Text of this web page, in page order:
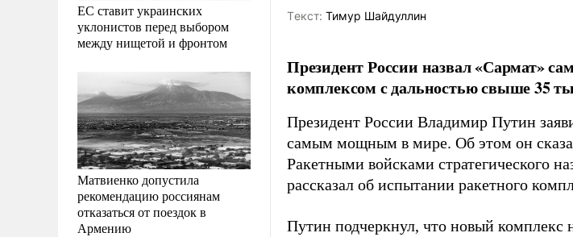
ЕС ставит украинских
уклонистов перед выбором
между нищетой и фронтом
Матвиенко допустила
рекомендацию россиянам
отказаться от поездок в
Армению
Tекст: Тимур Шайдуллин
Президент России назвал «Сармат»
комплексом с дальностью свыше 35
Президент России Владимир Путин
самым мощным в мире. Об этом он
Ракетными войсками стратегического
рассказал об испытании ракетного
Путин подчеркнул, что новый комплекс